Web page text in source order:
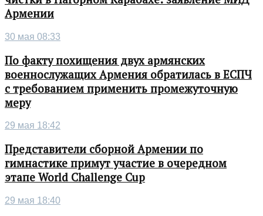
Армении
30 мая 08:33
По факту похищения двух армянских
военнослужащих Армения обратилась в ЕСПЧ
с требованием применить промежуточную
меру
29 мая 18:42
Представители сборной Армении по
гимнастике примут участие в очередном
этапе World Challenge Cup
29 мая 18:40